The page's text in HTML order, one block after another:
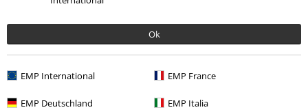
Ok
EMP International EMP France
EMP Deutschland EMP Italia
Plus de catégories. Plus d'options.
Films & TV Disney Vêtements de nuit
Vêtements Sous-vêtements Vêtements de nuit